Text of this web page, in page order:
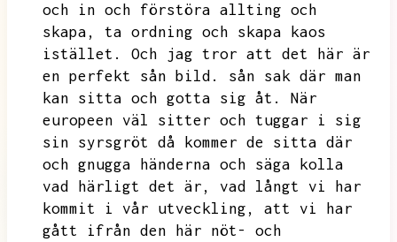
och in och förstöra allting och
skapa,
ta ordning och skapa kaos
istället.
Och jag tror att det här är
en perfekt sån bild.
sån sak där man
kan sitta och gotta sig åt.
När
europeen väl sitter och tuggar i sig
sin syrsgröt då kommer de sitta där
och gnugga händerna och säga kolla
vad härligt det är,
vad långt vi har
kommit i vår utveckling,
att vi har
gått ifrån den här nöt- och